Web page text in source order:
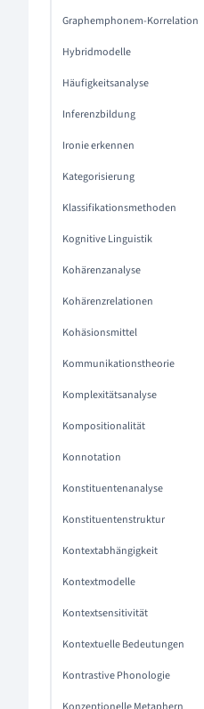
Graphemphonem-Korrelation
Hybridmodelle
Häufigkeitsanalyse
Inferenzbildung
Ironie erkennen
Kategorisierung
Klassifikationsmethoden
Kognitive Linguistik
Kohärenzanalyse
Kohärenzrelationen
Kohäsionsmittel
Kommunikationstheorie
Komplexitätsanalyse
Kompositionalität
Konnotation
Konstituentenanalyse
Konstituentenstruktur
Kontextabhängigkeit
Kontextmodelle
Kontextsensitivität
Kontextuelle Bedeutungen
Kontrastive Phonologie